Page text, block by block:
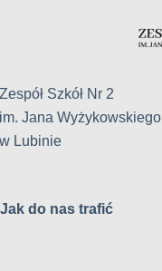
Zespół Szkół Nr 2
im. Jana Wyżykowskiego
w Lubinie
Jak do nas trafić